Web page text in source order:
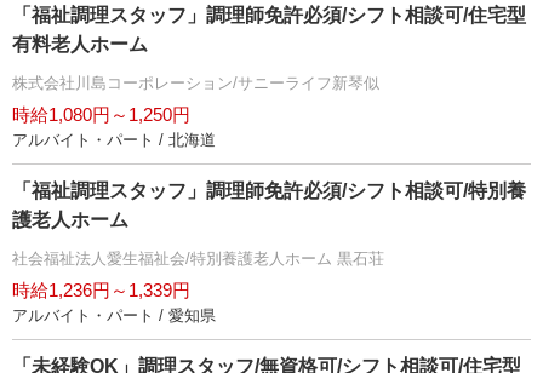
「福祉調理スタッフ」調理師免許必須/シフト相談可/住宅型
有料老人ホーム
株式会社川島コーポレーション/サニーライフ新琴似
時給1,080円～1,250円
アルバイト・パート / 北海道
「福祉調理スタッフ」調理師免許必須/シフト相談可/特別養
護老人ホーム
社会福祉法人愛生福祉会/特別養護老人ホーム 黒石荘
時給1,236円～1,339円
アルバイト・パート / 愛知県
「未経験OK」調理スタッフ/無資格可/シフト相談可/住宅型